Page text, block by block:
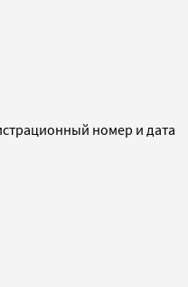
номер и дата